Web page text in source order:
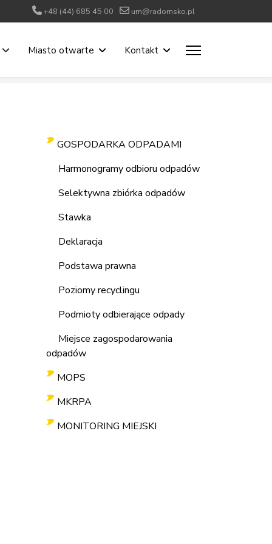
+48 (44) 685 45 00 um@radomsko.pl
Miasto otwarte Kontakt
GOSPODARKA ODPADAMI
Harmonogramy odbioru odpadów
Selektywna zbiórka odpadów
Stawka
Deklaracja
Podstawa prawna
Poziomy recyclingu
Podmioty odbierające odpady
Miejsce zagospodarowania
odpadów
MOPS
MKRPA
MONITORING MIEJSKI